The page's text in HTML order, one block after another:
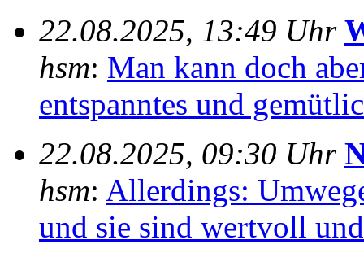
22.08.2025, 13:49 Uhr
hsm: Man kann doch
entspanntes und
22.08.2025, 09:30 Uhr
hsm: Allerdings:
und sie sind wertvoll